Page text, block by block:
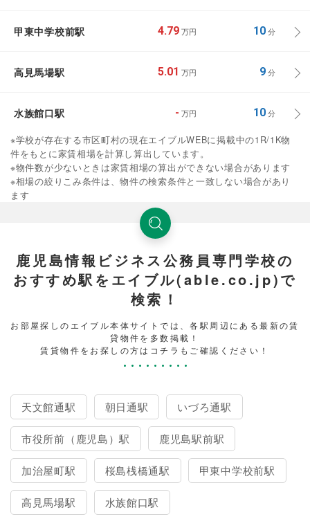
甲東中学校前駅 4.79 万円 10分
高見馬場駅 5.01 万円 9分
水族館口駅 - 万円 10分
※学校が存在する市区町村の現在エイブルWEBに掲載中の1R/1K物
件をもとに家賃相場を計算し算出しています。
※物件数が少ないときは家賃相場の算出ができない場合があります
※相場の絞りこみ条件は、物件の検索条件と一致しない場合があり
ます
鹿児島情報ビジネス公務員専門学校の
おすすめ駅をエイブル(able.co.jp)で
検索！
お部屋探しのエイブル本体サイトでは、各駅周辺にある最新の賃
貸物件を多数掲載！
賃貸物件をお探しの方はコチラもご確認ください！
天文館通駅 朝日通駅 いづろ通駅
市役所前（鹿児島）駅 鹿児島駅前駅
加治屋町駅 桜島桟橋通駅 甲東中学校前駅
高見馬場駅 水族館口駅